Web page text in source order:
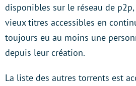
disponibles sur le réseau de
vieux titres accessibles en
toujours eu au moins une
depuis leur création.
La liste des autres torrents est